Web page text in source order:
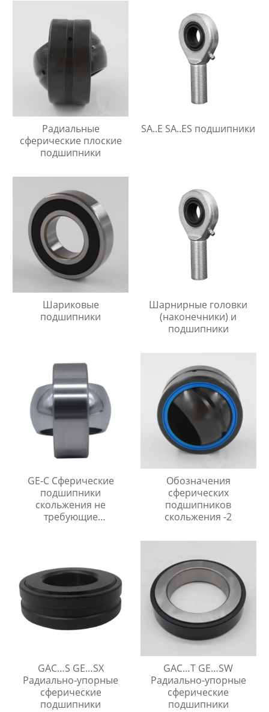
Радиальные
сферические плоские
подшипники
SA..E SA..ES подшипники
Шариковые
подшипники
Шарнирные головки
(наконечники) и
подшипники
GE-C Сферические
подшипники
скольжения не
требующие
Обозначения
сферических
подшипников
скольжения -2
GAC…S GE…SX
Радиально-упорные
сферические
подшипники
GAC…T GE…SW
Радиально-упорные
сферические
подшипники